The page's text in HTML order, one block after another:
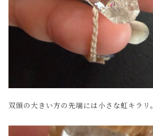
双頭の大きい方の先端には小さな虹キラリ。